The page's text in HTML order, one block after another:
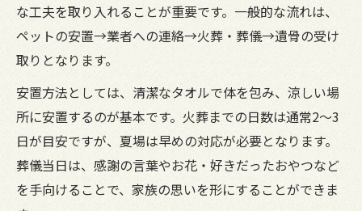
な工夫を取り入れることが重要です。一般的な流れは、
ペットの安置→業者への連絡→火葬・葬儀→遺骨の受け
取りとなります。
安置方法としては、清潔なタオルで体を包み、涼しい場
所に安置するのが基本です。火葬までの日数は通常2～3
日が目安ですが、夏場は早めの対応が必要となります。
葬儀当日は、感謝の言葉やお花・好きだったおやつなど
を手向けることで、家族の思いを形にすることができま